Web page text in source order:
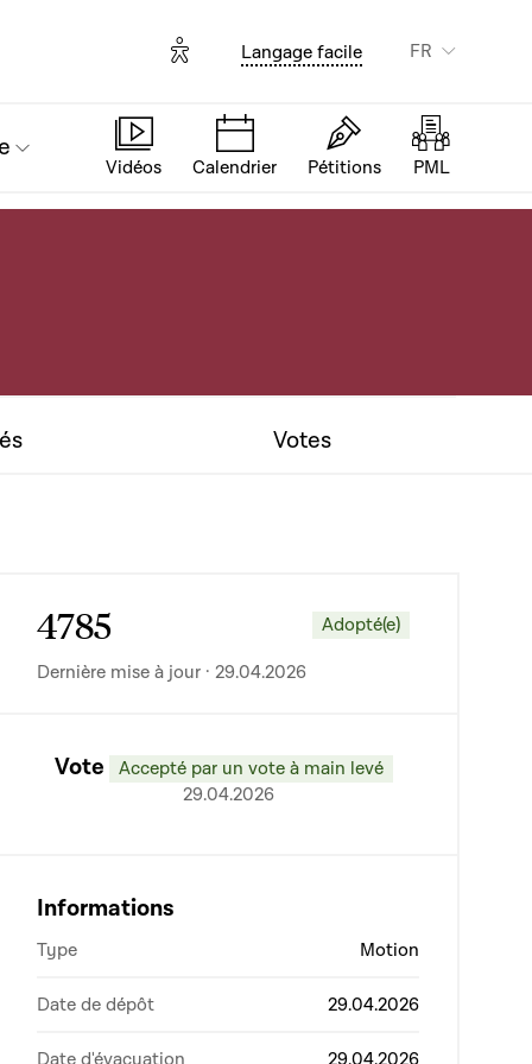
Options d'accessibilité
Langage facile FR
Vidéos Calendrier Pétitions PML
Votes
4785 Adopté(e)
Dernière mise à jour · 29.04.2026
Vote
Accepté par un vote à main levé
29.04.2026
Informations
Type Motion
Date de dépôt 29.04.2026
Date d'évacuation 29.04.2026